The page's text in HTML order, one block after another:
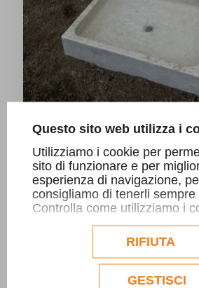
Questo sito web utilizza i
Utilizziamo i cookie per
sito di funzionare e per
esperienza di navigazione,
consigliamo di tenerli sempre
Controlla come utilizziamo i
desideri, personalizzane la
Eventuali cookie di
commerciali verranno utilizzati
esclusivamente previa
consenso dell'utente.
RIFIUTA
GESTISCI
Fontana in